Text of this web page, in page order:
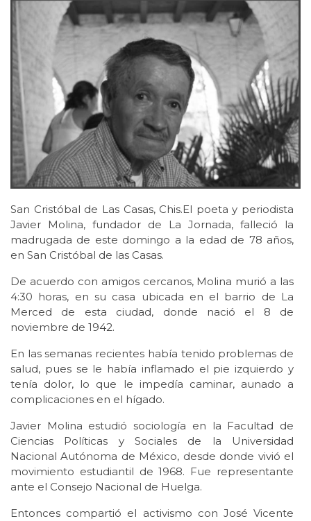
San Cristóbal de Las Casas, Chis.El poeta y periodista
Javier Molina, fundador de La Jornada, falleció la
madrugada de este domingo a la edad de 78 años,
en San Cristóbal de las Casas.
De acuerdo con amigos cercanos, Molina murió a las
4:30 horas, en su casa ubicada en el barrio de La
Merced de esta ciudad, donde nació el 8 de
noviembre de 1942.
En las semanas recientes había tenido problemas de
salud, pues se le había inflamado el pie izquierdo y
tenía dolor, lo que le impedía caminar, aunado a
complicaciones en el hígado.
Javier Molina estudió sociología en la Facultad de
Ciencias Políticas y Sociales de la Universidad
Nacional Autónoma de México, desde donde vivió el
movimiento estudiantil de 1968. Fue representante
ante el Consejo Nacional de Huelga.
Entonces compartió el activismo con José Vicente